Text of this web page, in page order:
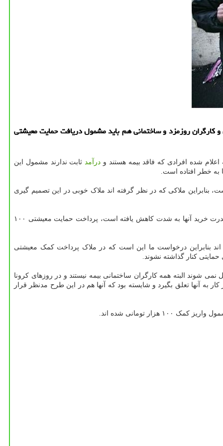
را خواهان شد و اظهار داشت: بازنشستگان و کارگران روزمزد و ساختمانی هم باید مشمول دریافت حمایت معیشتی
درآمدثابت ندارند مشمول این
به خطر افتاده است.
بنابراین ملاکی که در نظر گرفته اند ملاک خوبی در این تصمیم گیری
این فعال حوزه کار ضمن اشاره به اعلام خط فقر از جانب مراجع رسمی، اظهار داشت: در شرایطی که هزینه های سبد معیشت کارگران افزایش و قدرت خرید آنها به شدت کاهش یافته است، پرداخت حمایت معیشتی ۱۰۰
بنابراین درخواست ما این است که در ملاک پرداخت کمک معیشتی
کنار گذاشته نشوند.
شوند البته همه کارگران ساختمانی بیمه نیستند و در روزهای کرونا
به آنها تعلق بگیرد و شایسته بود که آنها هم در این طرح مدنظر قرار
تومانی شده اند.